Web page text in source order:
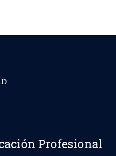
Profesional